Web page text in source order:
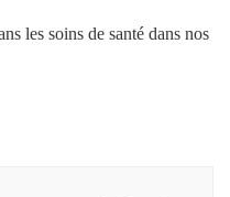
les soins de santé dans nos